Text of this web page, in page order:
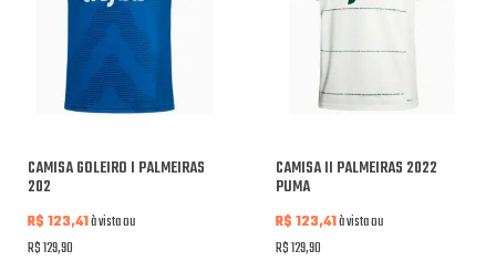
CAMISA GOLEIRO I PALMEIRAS
202
R$ 123,41à vista ou
R$ 129,90
CAMISA II PALMEIRAS 2022
PUMA
R$ 123,41à vista ou
R$ 129,90